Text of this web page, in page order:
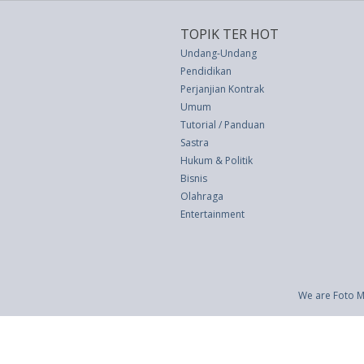
TOPIK TER HOT
Undang-Undang
Pendidikan
Perjanjian Kontrak
Umum
Tutorial / Panduan
Sastra
Hukum & Politik
Bisnis
Olahraga
Entertainment
We are Foto